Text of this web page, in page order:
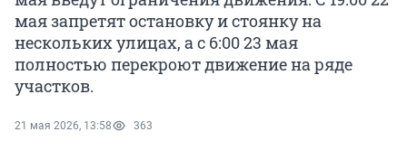
мая запретят остановку и стоянку на
нескольких улицах, а с 6:00 23 мая
полностью перекроют движение на ряде
участков.
21 мая 2026, 13:58 363